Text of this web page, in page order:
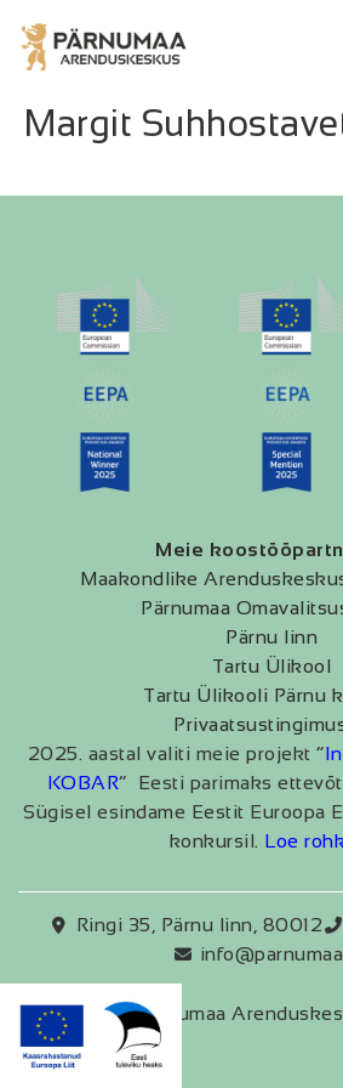
Margit
Meie
Maakondlike
Pärnumaa
Pärnu linn
Tartu Ülikool
Tartu Ülikooli Pärnu
2025. aastal valiti meie projekt “
KOBAR” Eesti parimaks
Sügisel esindame Eestit Euroopa
konkursil. Loe
Ringi 35, Pärnu linn, 80012
Pärnumaa